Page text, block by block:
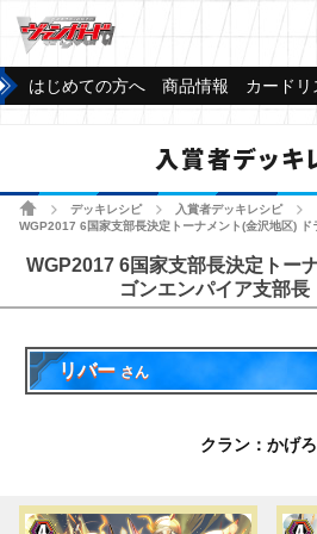
はじめての方へ 商品情報 カードリ
入賞者デッキ
ホームデッキレシピ 入賞者デッキレシピ
WGP2017 6国家支部長決定トーナメント(金沢地区)
WGP2017 6国家支部長決定トー
ゴンエンパイア支部長
リバー さん
クラン：かげ